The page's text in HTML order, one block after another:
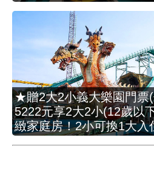
★贈2大2小義大樂園門票
5222元享2大2小(12歲以
緻家庭房！2小可換1大